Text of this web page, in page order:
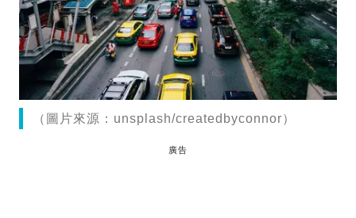
（圖片來源：unsplash/createdbyconnor）
廣告